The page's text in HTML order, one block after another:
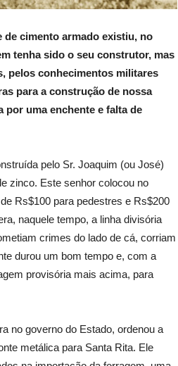
de cimento armado existiu, no
tenha sido o seu construtor, mas
pelos conhecimentos militares
para a construção de nossa
por uma enchente e falta de
pelo Sr. Joaquim (ou José)
zinco. Este senhor colocou no
Rs$100 para pedestres e Rs$200
naquele tempo, a linha divisória
crimes do lado de cá, corriam
durou um bom tempo e, com a
provisória mais acima, para
no governo do Estado, ordenou a
metálica para Santa Rita. Ele